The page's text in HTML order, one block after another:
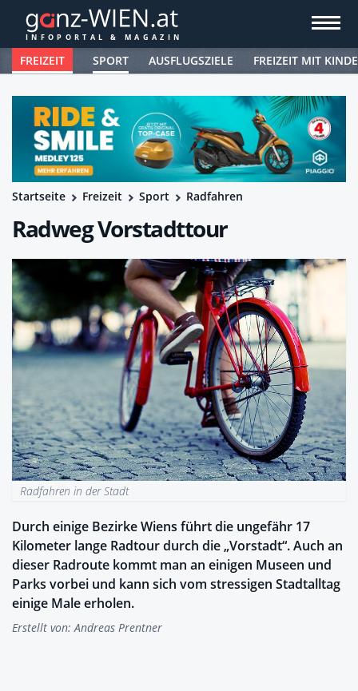
FREIZEIT SPORT AUSFLUGSZIELE FREIZEIT MIT
Startseite Freizeit Sport Radfahren
Radweg Vorstadttour
Radfahren in der Stadt
Durch einige Bezirke Wiens führt die ungefähr 17
Kilometer lange Radtour durch die „Vorstadt“. Auch an
dieser Radroute kommt man an einigen Museen und
Parks vorbei und kann sich vom stressigen Stadtalltag
einige Male erholen.
Erstellt von:Andreas Prentner